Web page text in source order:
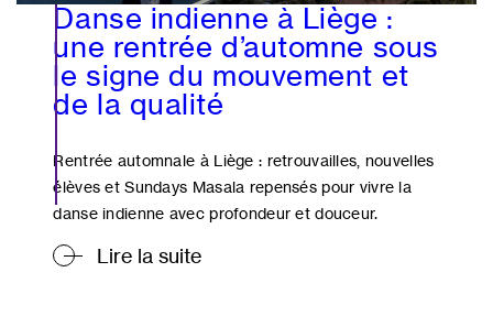
Danse indienne à Liège :
une rentrée d’automne sous
le signe du mouvement et
de la qualité
Rentrée automnale à Liège : retrouvailles, nouvelles
élèves et Sundays Masala repensés pour vivre la
danse indienne avec profondeur et douceur.
Lire la suite